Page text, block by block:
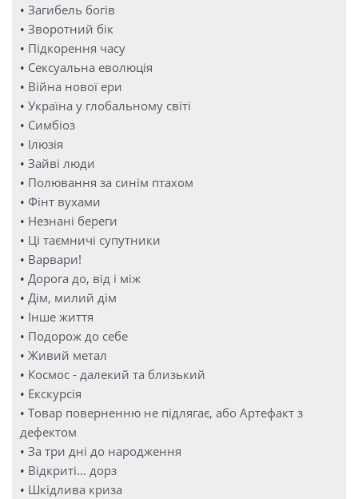
• Загибель богів
• Зворотний бік
• Підкорення часу
• Сексуальна еволюція
• Війна нової ери
• Україна у глобальному світі
• Симбіоз
• Ілюзія
• Зайві люди
• Полювання за синім птахом
• Фінт вухами
• Незнані береги
• Ці таємничі супутники
• Варвари!
• Дорога до, від і між
• Дім, милий дім
• Інше життя
• Подорож до себе
• Живий метал
• Космос - далекий та близький
• Екскурсія
• Товар поверненню не підлягає, або Артефакт з
дефектом
• За три дні до народження
• Відкриті… дорз
• Шкідлива криза